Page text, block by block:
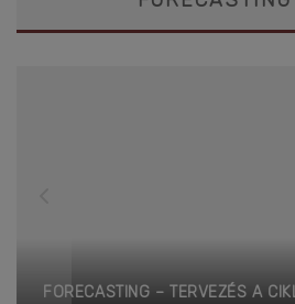
FORECASTING – TERVEZÉS A